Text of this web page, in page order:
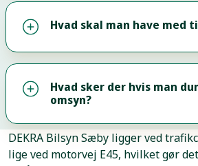
Hvad skal man have med
Hvad sker der hvis man
omsyn?
DEKRA Bilsyn Sæby ligger ved
lige ved motorvej E45, hvilket gør